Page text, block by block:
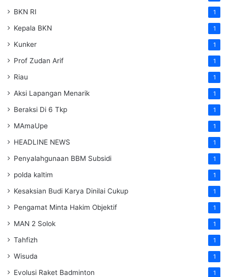
BKN RI 1
Kepala BKN 1
Kunker 1
Prof Zudan Arif 1
Riau 1
Aksi Lapangan Menarik 1
Beraksi Di 6 Tkp 1
MAmaUpe 1
HEADLINE NEWS 1
Penyalahgunaan BBM Subsidi 1
polda kaltim 1
Kesaksian Budi Karya Dinilai Cukup 1
Pengamat Minta Hakim Objektif 1
MAN 2 Solok 1
Tahfizh 1
Wisuda 1
Evolusi Raket Badminton 1